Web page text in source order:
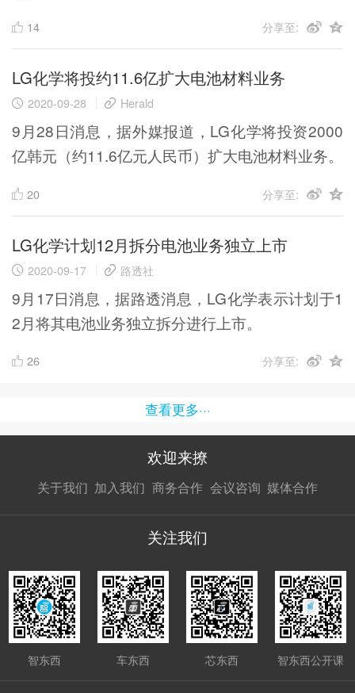
14 分享至:
LG化学将投约11.6亿扩大电池材料业务
2020-09-28 Herald
9月28日消息，据外媒报道，LG化学将投资2000
亿韩元（约11.6亿元人民币）扩大电池材料业务。
20 分享至:
LG化学计划12月拆分电池业务独立上市
2020-09-17 路透社
9月17日消息，据路透消息，LG化学表示计划于1
2月将其电池业务独立拆分进行上市。
26 分享至:
查看更多···
欢迎来撩
关于我们 加入我们
接扔简历
商务合作
接开聊
会议咨询 媒体合作
接开聊
关注我们
智东西 车东西 芯东西 智东西公开课